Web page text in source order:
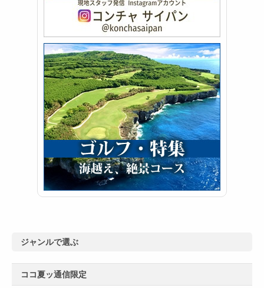
ジャンルで選ぶ
ココ夏ッ通信限定